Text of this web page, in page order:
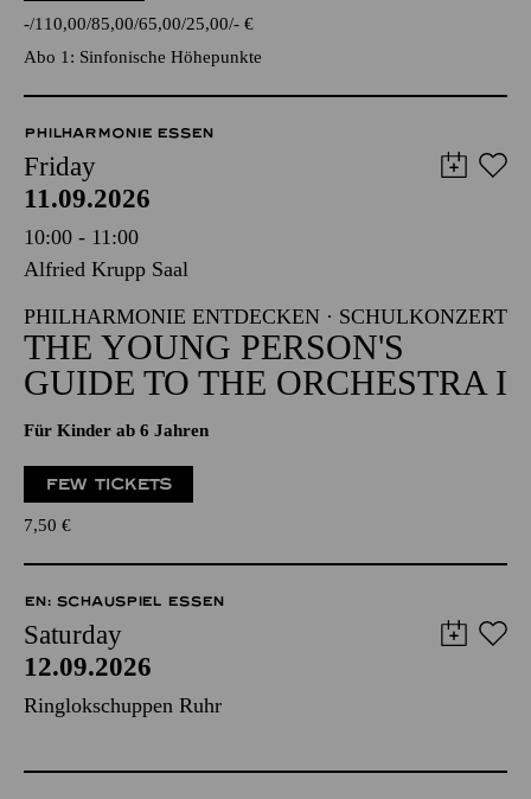
- 110,00 85,00 65,00 25,00 - €
Abo 1: Sinfonische Höhepunkte
PHILHARMONIE ESSEN
Friday
11.09.2026
10:00 - 11:00
Alfried Krupp Saal
PHILHARMONIE ENTDECKEN · SCHULKONZERT
THE YOUNG PERSON'S
GUIDE TO THE ORCHESTRA I
Für Kinder ab 6 Jahren
FEW TICKETS
7,50 €
EN: SCHAUSPIEL ESSEN
Saturday
12.09.2026
Ringlokschuppen Ruhr